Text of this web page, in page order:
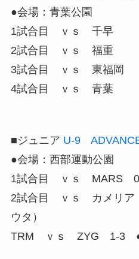
●会場：青葉公園
1試合目 ｖｓ 千早
2試合目 ｖｓ 福重
3試合目 ｖｓ 東福岡
4試合目 ｖｓ 青葉
■ジュニア U-9
●会場：西部運動公園
1試合目 ｖｓ MARS
2試合目 ｖｓ カメリ
ウタ）
TRM ｖｓ ZYG 1-3 ●